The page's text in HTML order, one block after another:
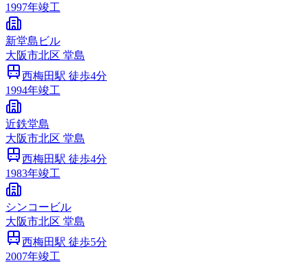
1997年竣工
新堂島ビル
大阪市北区 堂島
西梅田駅 徒歩4分
1994年竣工
近鉄堂島
大阪市北区 堂島
西梅田駅 徒歩4分
1983年竣工
シンコービル
大阪市北区 堂島
西梅田駅 徒歩5分
2007年竣工